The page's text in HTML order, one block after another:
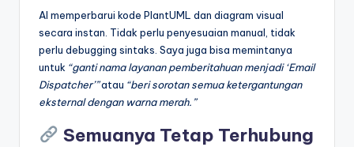
AI memperbarui kode PlantUML dan diagram visual
secara instan. Tidak perlu penyesuaian manual, tidak
perlu debugging sintaks. Saya juga bisa memintanya
untuk “ganti nama layanan pemberitahuan menjadi ‘Email
Dispatcher’”atau “beri sorotan semua ketergantungan
eksternal dengan warna merah.”
Semuanya Tetap Terhubung